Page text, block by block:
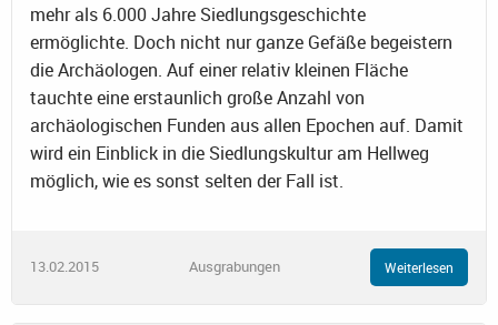
mehr als 6.000 Jahre Siedlungsgeschichte
ermöglichte. Doch nicht nur ganze Gefäße begeistern
die Archäologen. Auf einer relativ kleinen Fläche
tauchte eine erstaunlich große Anzahl von
archäologischen Funden aus allen Epochen auf. Damit
wird ein Einblick in die Siedlungskultur am Hellweg
möglich, wie es sonst selten der Fall ist.
13.02.2015 Ausgrabungen Weiterlesen